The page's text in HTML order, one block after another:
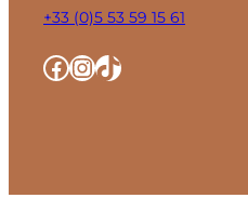
+33 (0)5 53 59 15 61
Facebook
Instagram
TikTok